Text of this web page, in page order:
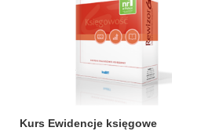
Kurs Ewidencje księgowe